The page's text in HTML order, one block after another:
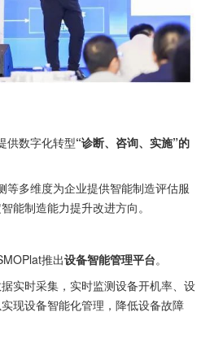
供数字化转型“诊断、咨询、实施”的
等多维度为企业提供智能制造评估服
能制造能力提升改进方向。
推出设备智能管理平台。
据实时采集，实时监测设备开机率、设
现设备智能化管理，降低设备故障